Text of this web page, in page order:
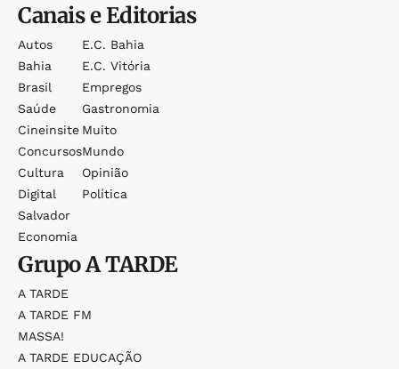
Canais e Editorias
Autos
Bahia
Brasil
Saúde
Cineinsite
Concursos
Cultura
Digital
Salvador
Economia
E.c. Bahia
E.c. Vitória
Empregos
Gastronomia
Muito
Mundo
Opinião
Política
GrupoA TARDE
A TARDE
A TARDE FM
MASSA!
A TARDE EDUCAÇÃO